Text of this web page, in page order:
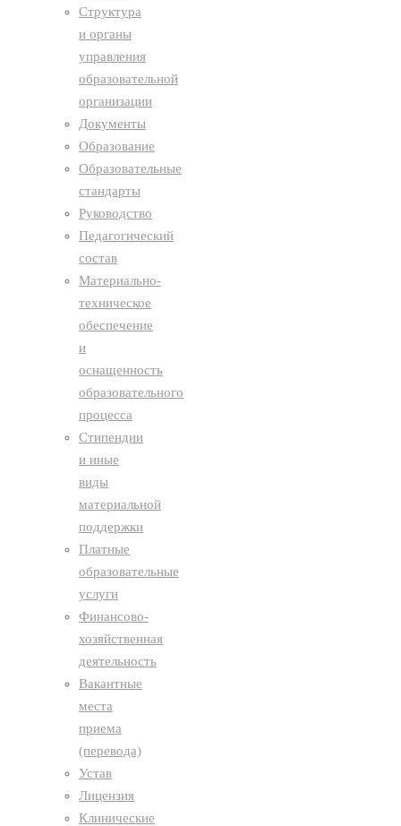
Структура
и органы
управления
образовательной
организации
Документы
Образование
Образовательные
стандарты
Руководство
Педагогический
состав
Материально-
техническое
обеспечение
и
оснащенность
образовательного
процесса
Стипендии
и иные
виды
материальной
поддержки
Платные
образовательные
услуги
Финансово-
хозяйственная
деятельность
Вакантные
места
приема
(перевода)
Устав
Лицензия
Клинические